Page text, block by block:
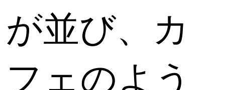
が並び、カ
フェのよう